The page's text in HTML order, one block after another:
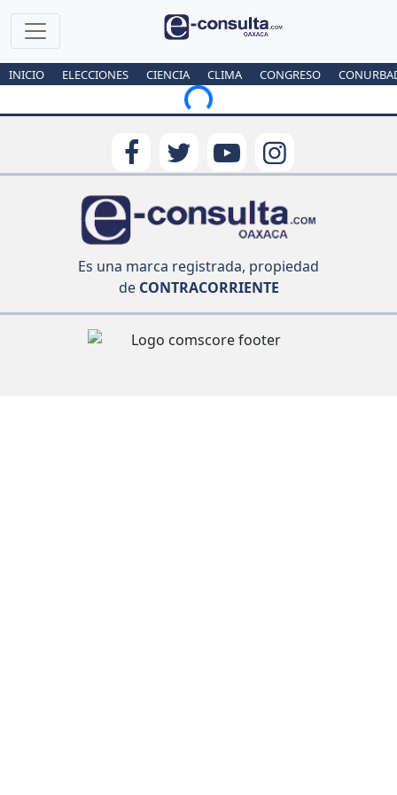
INICIO ELECCIONES CIENCIA CLIMA CONGRESO
Loading...
Es una marca registrada, propiedad
deCONTRACORRIENTE